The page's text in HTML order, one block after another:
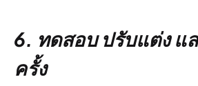
6. ทดสอบ ปรับแต่ง แ
ครั้ง